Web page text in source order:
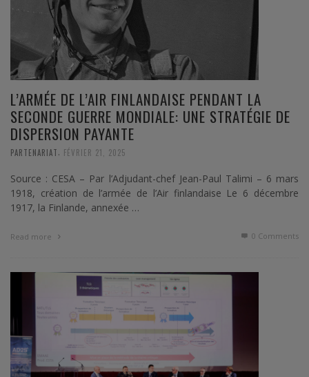
L’ARMÉE DE L’AIR FINLANDAISE PENDANT LA
SECONDE GUERRE MONDIALE: UNE STRATÉGIE DE
DISPERSION PAYANTE
PARTENARIAT FÉVRIER 21, 2025
Source : CESA – Par l’Adjudant-chef Jean-Paul Talimi – 6 mars
1918, création de l’armée de l’Air finlandaise Le 6 décembre
1917, la Finlande, annexée …
Read more 0 Comments